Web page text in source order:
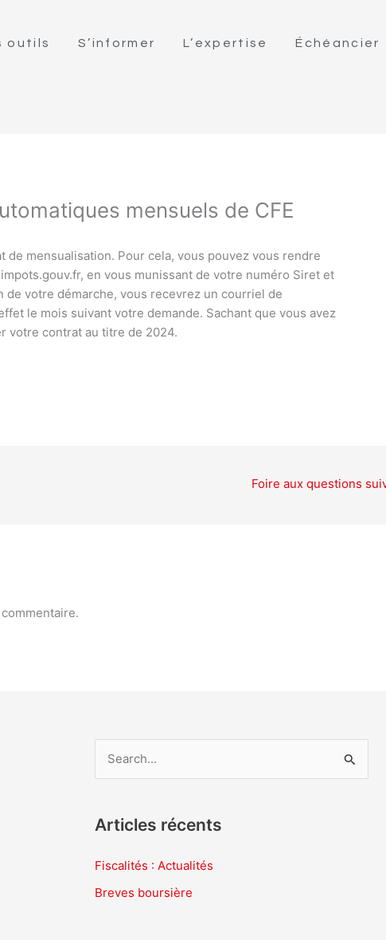
outils S’informer L’expertise Échéancier
mensuels de CFE
mensualisation. Pour cela, vous pouvez vous rendre
en vous munissant de votre numéro Siret et
votre démarche, vous recevrez un courriel de
le mois suivant votre demande. Sachant que vous avez
votre contrat au titre de 2024.
Foire aux questions
h
e
Articles récents
Fiscalités : Actualités
Breves boursière